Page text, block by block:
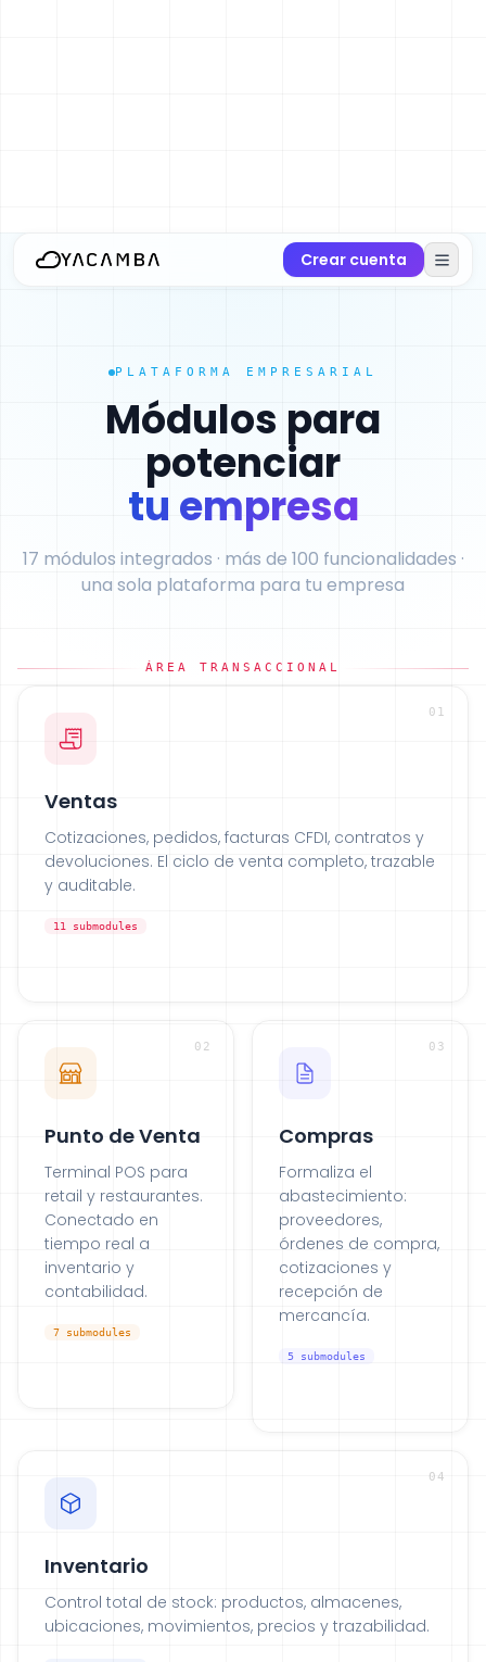
Crear cuenta
PLATAFORMA EMPRESARIAL
Módulos para
potenciar
tu empresa
17 módulos integrados · más de 100 funcionalidades ·
una sola plataforma para tu empresa
ÁREA TRANSACCIONAL
01
Ventas
Cotizaciones, pedidos, facturas CFDI, contratos y
devoluciones. El ciclo de venta completo, trazable
y auditable.
11 submodules
02
Punto de Venta
Terminal POS para
retail y restaurantes.
Conectado en
tiempo real a
inventario y
contabilidad.
7 submodules
03
Compras
Formaliza el
abastecimiento:
proveedores,
órdenes de compra,
cotizaciones y
recepción de
mercancía.
5 submodules
04
Inventario
Control total de stock: productos, almacenes,
ubicaciones, movimientos, precios y trazabilidad.